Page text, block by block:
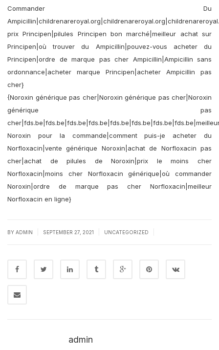
Commander Du
prix Principen|pilules Principen bon marché|meilleur achat sur
Principen|où trouver du Ampicillin|pouvez-vous acheter du
Principen|ordre de marque pas cher Ampicillin|Ampicillin sans
ordonnance|acheter marque Principen|acheter Ampicillin pas
cher}
{Noroxin générique pas cher|Noroxin générique pas cher|Noroxin
générique pas
Noroxin pour la commande|comment puis-je acheter du
Norfloxacin|vente générique Noroxin|achat de Norfloxacin pas
cher|achat de pilules de Noroxin|prix le moins cher
Norfloxacin|moins cher Norfloxacin générique|où commander
Noroxin|ordre de marque pas cher Norfloxacin|meilleur
Norfloxacin en ligne}
BY ADMIN SEPTEMBER 27, 2021 UNCATEGORIZED
admin